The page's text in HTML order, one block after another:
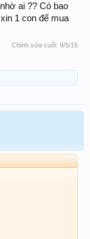
ai ?? Có bao
1 con để mua
Chỉnh sửa cuối: 9/5/15